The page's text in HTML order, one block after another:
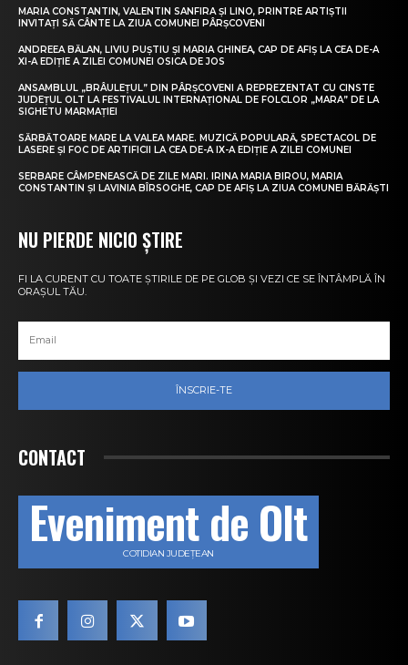
MARIA CONSTANTIN, VALENTIN SANFIRA ȘI LINO, PRINTRE ARTIȘTII
INVITAȚI SĂ CÂNTE LA ZIUA COMUNEI PÂRȘCOVENI
ANDREEA BĂLAN, LIVIU PUȘTIU ȘI MARIA GHINEA, CAP DE AFIȘ LA CEA DE-A
XI-A EDIȚIE A ZILEI COMUNEI OSICA DE JOS
ANSAMBLUL „BRÂULEȚUL” DIN PÂRȘCOVENI A REPREZENTAT CU CINSTE
JUDEȚUL OLT LA FESTIVALUL INTERNAȚIONAL DE FOLCLOR „MARA” DE LA
SIGHETU MARMAȚIEI
SĂRBĂTOARE MARE LA VALEA MARE. MUZICĂ POPULARĂ, SPECTACOL DE
LASERE ȘI FOC DE ARTIFICII LA CEA DE-A IX-A EDIȚIE A ZILEI COMUNEI
SERBARE CÂMPENEASCĂ DE ZILE MARI. IRINA MARIA BIROU, MARIA
CONSTANTIN ȘI LAVINIA BÎRSOGHE, CAP DE AFIȘ LA ZIUA COMUNEI BĂRĂȘTI
NU PIERDE NICIO ȘTIRE
FI LA CURENT CU TOATE ȘTIRILE DE PE GLOB ȘI VEZI CE SE ÎNTÂMPLĂ ÎN
ORAȘUL TĂU.
ÎNSCRIE-TE
CONTACT
Eveniment de Olt
COTIDIAN JUDEȚEAN